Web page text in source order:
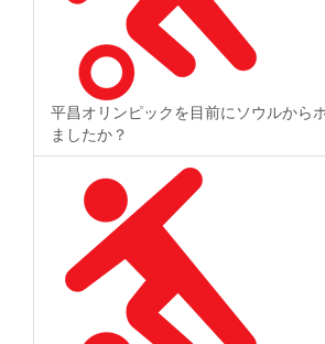
平昌オリンピックを目前にソウルから
ましたか？